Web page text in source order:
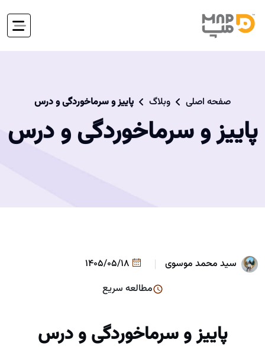
صفحه اصلی وبلاگ پاییز و سرماخوردگی و درس
پاییز و سرماخوردگی و درس
سید محمد موسوی
مطالعه سریع
پاییز و سرماخوردگی و درس